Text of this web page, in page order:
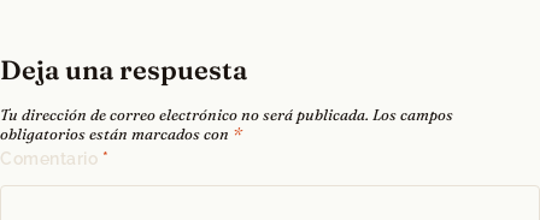
Deja una respuesta
Tu dirección de correo electrónico no será publicada. Los campos
obligatorios están marcados con *
Comentario *